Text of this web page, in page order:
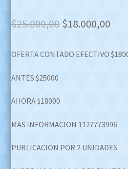
$25.000,00 Original
was:
$18.000,00
is:
OFERTA CONTADO EFECTIVO
ANTES $25000
AHORA $18000
MAS INFORMACION 1127773996
PUBLICACION POR 2 UNIDADES